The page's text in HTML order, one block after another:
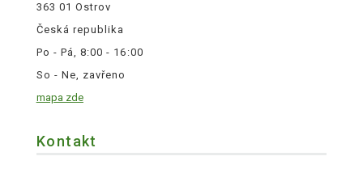
363 01 Ostrov
Česká republika
Po - Pá, 8:00 - 16:00
So - Ne, zavřeno
mapa zde
Kontakt